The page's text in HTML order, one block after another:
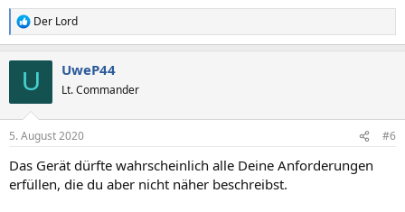
R
e
e
:
Der Lord
U UweP44
Lt. Commander
5. August 2020 #6
Das Gerät dürfte wahrscheinlich alle Deine Anforderungen
erfüllen, die du aber nicht näher beschreibst.